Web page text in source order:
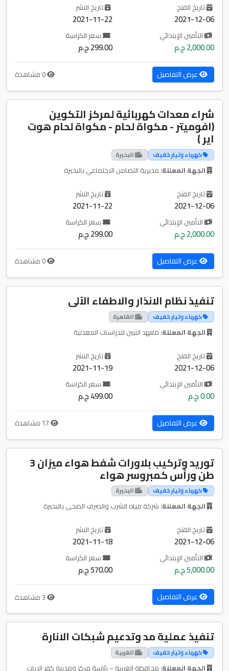
تاريخ الفتح
2021-12-06
تاريخ النشر
2021-11-22
التأمين الإبتدائي
2,000.00 ج.م
سعر الكراسة
299.00 ج.م
عرض التفاصيل
شراء معدات كهربائية لمركز التكوين
(افوميتر - مكواة لحام - مكواة لحام هوت
اير )
كهرباء وتيار خفيف البحيرة
الجهة المعلنة: مديرية التضامن الاجتماعي بالبحيرة
تاريخ الفتح
2021-12-06
تاريخ النشر
2021-11-22
التأمين الإبتدائي
2,000.00 ج.م
سعر الكراسة
299.00 ج.م
عرض التفاصيل
تنفيذ نظام الانذار والاطفاء الآلى
كهرباء وتيار خفيف القاهرة
الجهة المعلنة: معهد التبين للدراسات المعدنية
تاريخ الفتح
2021-12-06
تاريخ النشر
2021-11-19
التأمين الإبتدائي
0.00 ج.م
سعر الكراسة
499.00 ج.م
عرض التفاصيل
توريد وتركيب بلاورات شفط هواء ميزان 3
طن ورأس كمبروسر هواء
كهرباء وتيار خفيف البحيرة
الجهة المعلنة: شركة مياه الشرب والصرف الصحى بالبحيرة
تاريخ الفتح
2021-12-06
تاريخ النشر
2021-11-18
التأمين الإبتدائي
5,000.00 ج.م
سعر الكراسة
570.00 ج.م
عرض التفاصيل
تنفيذ عملية مد وتدعيم شبكات الانارة
كهرباء وتيار خفيف الغربية
الجهة المعلنة: محافظة الغربية – رئاسة مركز ومدينة كفر الزيات